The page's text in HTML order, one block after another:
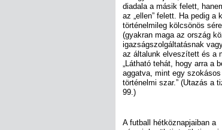
diadala a másik felett,
az „ellen” felett. Ha pedig
történelmileg kölcsönös
(gyakran maga az ország
igazságszolgáltatásnak
az általunk elveszített és a
„Látható tehát, hogy arra a
aggatva, mint egy
történelmi szar.” (Utazás a
99.)
A futball hétköznapjaiban a